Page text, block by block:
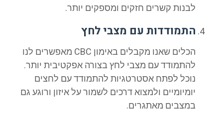
לבנות קשרים חזקים ומספקים יותר.
התמודדות עם מצבי לחץ
הכלים שאנו מקבלים באימון CBC מאפשרים לנו
להתמודד עם מצבי לחץ בצורה אפקטיבית יותר.
נוכל לפתח אסטרטגיות להתמודד עם לחצים
יומיומיים ולמצוא דרכים לשמור על איזון ורוגע גם
במצבים מאתגרים.